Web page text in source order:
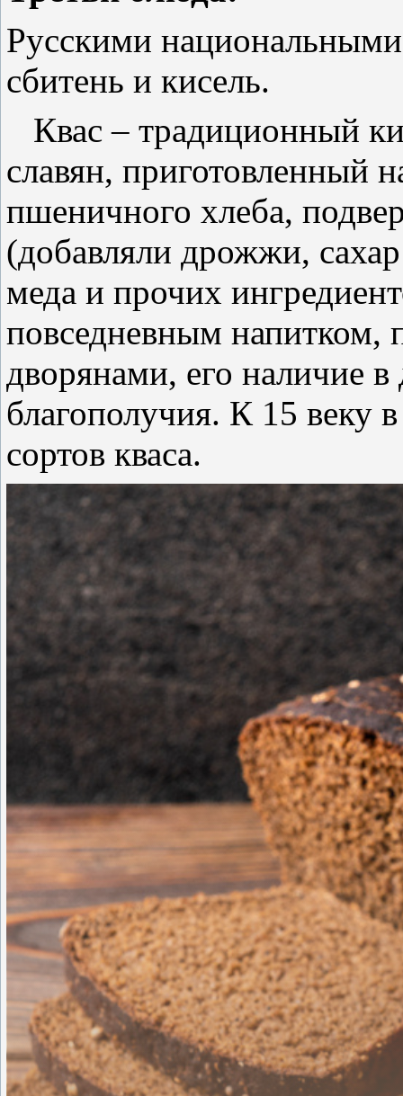
Русскими национальными
сбитень и кисель.
Квас – традиционный
славян, приготовленный
пшеничного хлеба,
(добавляли дрожжи,
меда и прочих
повседневным напитком,
дворянами, его наличие
благополучия. К 15 веку
сортов кваса.